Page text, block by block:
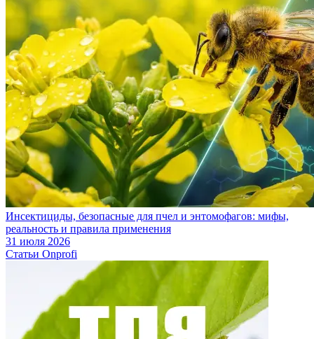
Инсектициды, безопасные для пчел и энтомофагов: мифы,
реальность и правила применения
31 июля 2026
Статьи Onprofi